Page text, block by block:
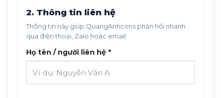
2. Thông tin liên hệ
Thông tin này giúp QuangAnhcons phản hồi nhanh
qua điện thoại, Zalo hoặc email.
Họ tên / người liên hệ *